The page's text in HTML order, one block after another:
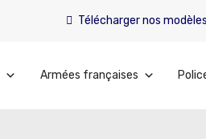
Télécharger nos modèles
Armées françaises